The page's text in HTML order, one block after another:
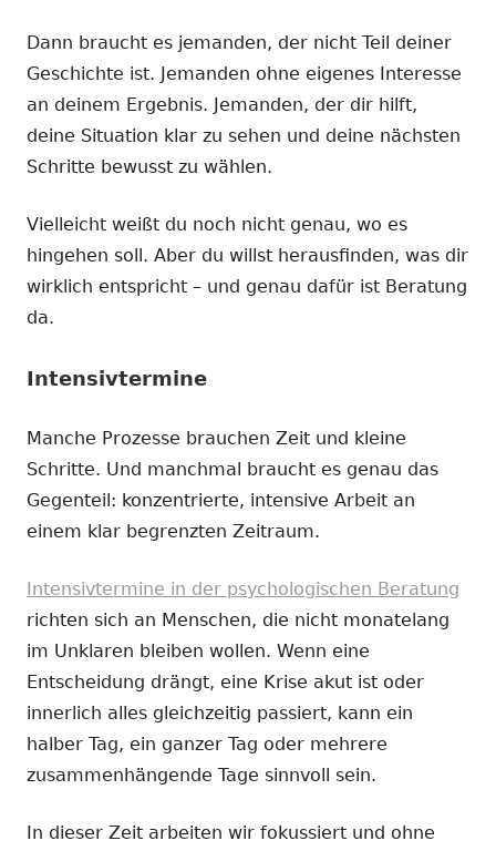
Dann braucht es jemanden, der nicht Teil deiner
Geschichte ist. Jemanden ohne eigenes Interesse
an deinem Ergebnis. Jemanden, der dir hilft,
deine Situation klar zu sehen und deine nächsten
Schritte bewusst zu wählen.
Vielleicht weißt du noch nicht genau, wo es
hingehen soll. Aber du willst herausfinden, was dir
wirklich entspricht – und genau dafür ist Beratung
da.
Intensivtermine
Manche Prozesse brauchen Zeit und kleine
Schritte. Und manchmal braucht es genau das
Gegenteil: konzentrierte, intensive Arbeit an
einem klar begrenzten Zeitraum.
Intensivtermine in der psychologischen Beratung
richten sich an Menschen, die nicht monatelang
im Unklaren bleiben wollen. Wenn eine
Entscheidung drängt, eine Krise akut ist oder
innerlich alles gleichzeitig passiert, kann ein
halber Tag, ein ganzer Tag oder mehrere
zusammenhängende Tage sinnvoll sein.
In dieser Zeit arbeiten wir fokussiert und ohne